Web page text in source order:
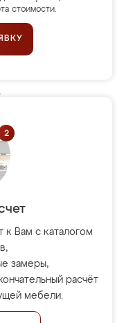
стоимости.
к Вам с каталогом
замеры,
расчёт
мебели.